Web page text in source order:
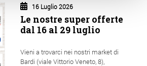
16 Luglio 2026
Le nostre super offerte
dal 16 al 29 luglio
Vieni a trovarci nei nostri market di
Bardi (viale Vittorio Veneto, 8),